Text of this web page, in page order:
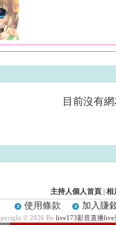
目前沒有
主持人個人首頁 相
使用條款 加入賺
© 2026 By live173影音直播live